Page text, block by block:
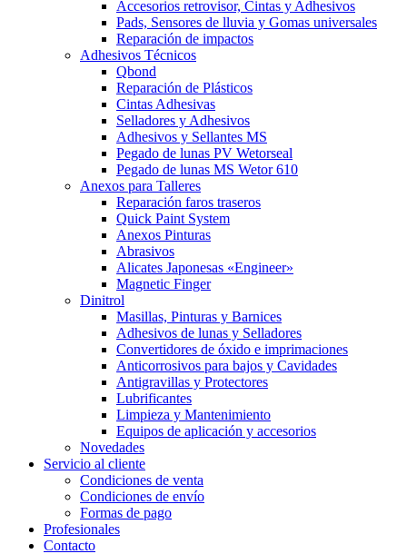
Accesorios retrovisor, Cintas y Adhesivos
Pads, Sensores de lluvia y Gomas universales
Reparación de impactos
Adhesivos Técnicos
Qbond
Reparación de Plásticos
Cintas Adhesivas
Selladores y Adhesivos
Adhesivos y Sellantes MS
Pegado de lunas PV Wetorseal
Pegado de lunas MS Wetor 610
Anexos para Talleres
Reparación faros traseros
Quick Paint System
Anexos Pinturas
Abrasivos
Alicates Japonesas «Engineer»
Magnetic Finger
Dinitrol
Masillas, Pinturas y Barnices
Adhesivos de lunas y Selladores
Convertidores de óxido e imprimaciones
Anticorrosivos para bajos y Cavidades
Antigravillas y Protectores
Lubrificantes
Limpieza y Mantenimiento
Equipos de aplicación y accesorios
Novedades
Servicio al cliente
Condiciones de venta
Condiciones de envío
Formas de pago
Profesionales
Contacto